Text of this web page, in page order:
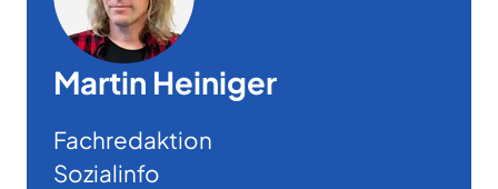
Martin Heiniger
Fachredaktion
Sozialinfo